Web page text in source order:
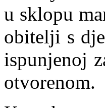
u sklopu
obitelji s
ispunjenoj
otvorenom.